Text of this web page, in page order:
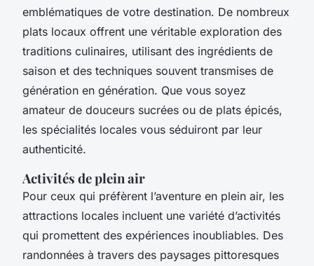
emblématiques de votre destination. De nombreux
plats locaux offrent une véritable exploration des
traditions culinaires, utilisant des ingrédients de
saison et des techniques souvent transmises de
génération en génération. Que vous soyez
amateur de douceurs sucrées ou de plats épicés,
les spécialités locales vous séduiront par leur
authenticité.
Activités de plein air
Pour ceux qui préfèrent l’aventure en plein air, les
attractions locales incluent une variété d’activités
qui promettent des expériences inoubliables. Des
randonnées à travers des paysages pittoresques